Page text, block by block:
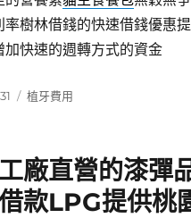
率樹林借錢的快速借錢優惠
加快速的週轉方式的資金
分
植牙費用
廠直營的漆彈
款LPG提供桃